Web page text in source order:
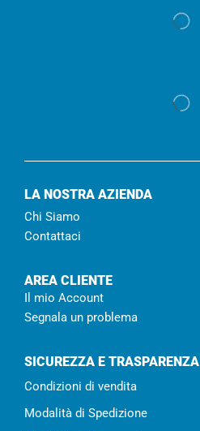
LA NOSTRA AZIENDA
Chi Siamo
Contattaci
AREA CLIENTE
Il mio Account
Segnala un problema
SICUREZZA E TRASPARENZA
Condizioni di vendita
Modalità di Spedizione